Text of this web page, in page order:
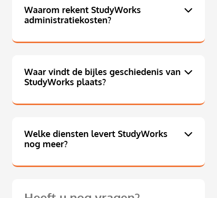
Waarom rekent StudyWorks
administratiekosten?
Waar vindt de bijles geschiedenis van
StudyWorks plaats?
Welke diensten levert StudyWorks
nog meer?